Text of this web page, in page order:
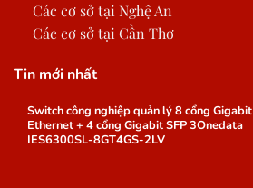
Các cơ sở tại Nghệ An
Các cơ sở tại Cần Thơ
Tin mới nhất
Switch công nghiệp quản lý 8 cổng Gigabit
Ethernet + 4 cổng Gigabit SFP 3Onedata
IES6300SL-8GT4GS-2LV